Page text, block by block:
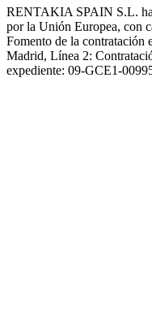
RENTAKIA SPAIN S.L. ha
por la Unión Europea, con
Fomento de la contratación
Madrid, Línea 2:
expediente: 09-GCE1-